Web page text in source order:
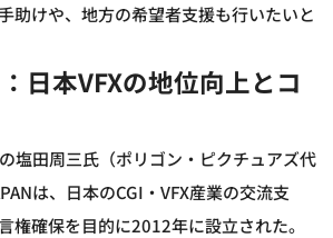
助けや、地方の希望者支援も行いたいと
日本VFXの地位向上とコ
塩田周三氏（ポリゴン・ピクチュアズ代
は、日本のCGI・VFX産業の交流支
権確保を目的に2012年に設立された。